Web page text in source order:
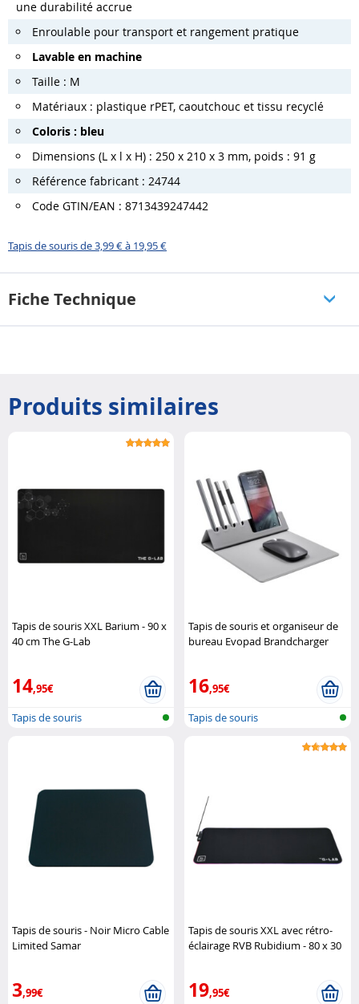
une durabilité accrue
Enroulable pour transport et rangement pratique
Lavable en machine
Taille : M
Matériaux : plastique rPET, caoutchouc et tissu recyclé
Coloris : bleu
Dimensions (L x l x H) : 250 x 210 x 3 mm, poids : 91 g
Référence fabricant : 24744
Code GTIN/EAN : 8713439247442
Tapis de souris de 3,99 € à 19,95 €
Fiche Technique
Produits similaires
Tapis de souris XXL Barium - 90 x
40 cm The G-Lab
14,95€
Tapis de souris
Tapis de souris et organiseur de
bureau Evopad Brandcharger
16,95€
Tapis de souris
Tapis de souris - Noir Micro Cable
Limited Samar
3,99€
Tapis de souris XXL avec rétro-
éclairage RVB Rubidium - 80 x 30
19,95€